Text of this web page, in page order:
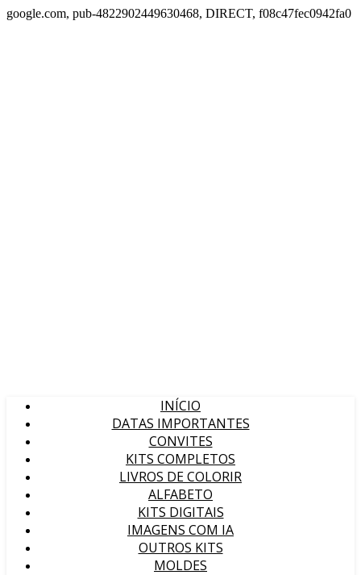
google.com, pub-4822902449630468, DIRECT, f08c47fec0942fa0
INÍCIO
DATAS IMPORTANTES
CONVITES
KITS COMPLETOS
LIVROS DE COLORIR
ALFABETO
KITS DIGITAIS
IMAGENS COM IA
OUTROS KITS
MOLDES